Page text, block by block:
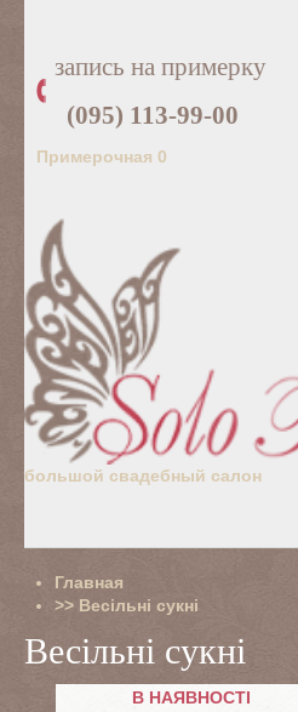
запись на примерку
(095) 113-99-00
Примерочная 0
большой свадебный салон
Главная
>> Весільні сукні
Весільні сукні
В НАЯВНОСТІ